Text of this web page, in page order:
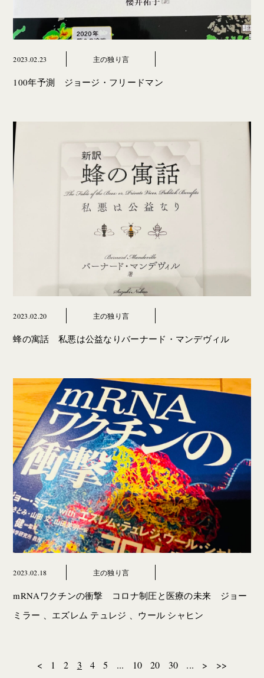
2023.02.23 主の独り言
100年予測 ジョージ・フリードマン
2023.02.20 主の独り言
蜂の寓話 私悪は公益なりバーナード・マンデヴィル
2023.02.18 主の独り言
mRNAワクチンの衝撃 コロナ制圧と医療の未来 ジョー
ミラー 、エズレム テュレジ 、ウール シャヒン
< 1 2 3 4 5 ... 10 20 30 ... > >>